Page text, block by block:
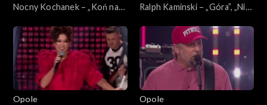
Nocny Kochanek – „Koń na
Koncert „SuperJedynki”
Ralph Kaminski – „Góra”, „Nie
Rafała”. 63. KFPP: Koncert
„SuperJedynki”
Opole
Opole